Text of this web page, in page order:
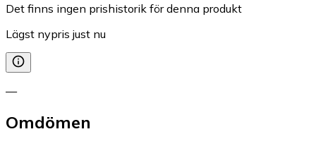
Det finns ingen prishistorik för denna produkt
Lägst nypris just nu
—
Omdömen